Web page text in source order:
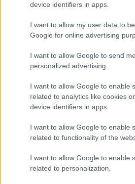
device identifiers in apps.
I want to allow my user data to
Google for online advertising
I want to allow Google to send me
personalized advertising.
I want to allow Google to enable
related to analytics like cookies
device identifiers in apps.
I want to allow Google to enable
related to functionality of the
I want to allow Google to enable
related to personalization.
Θεσσαλονίκη: Ελεύθεροι
εξωθούσαν τα παιδιά